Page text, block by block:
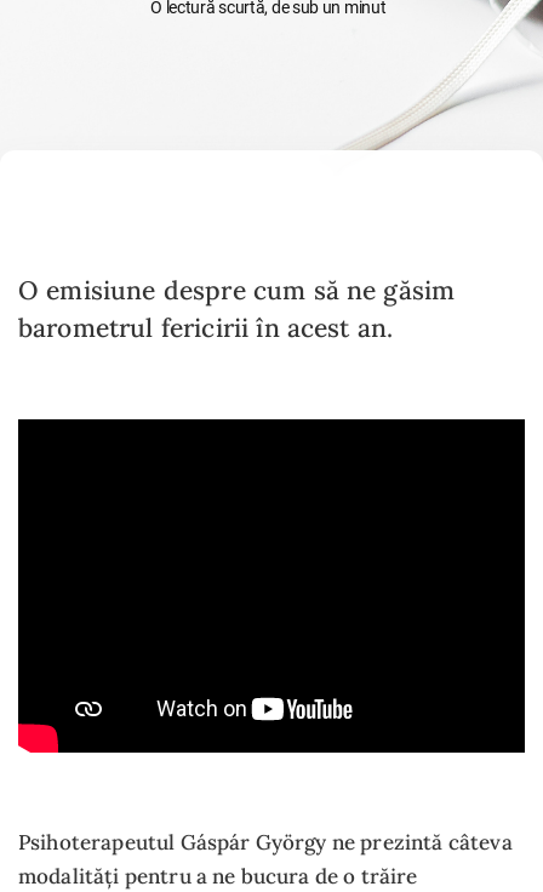
O lectură scurtă, de sub un minut
O emisiune despre cum să ne găsim
barometrul fericirii în acest an.
Psihoterapeutul Gáspár György ne prezintă câteva
modalități pentru a ne bucura de o trăire